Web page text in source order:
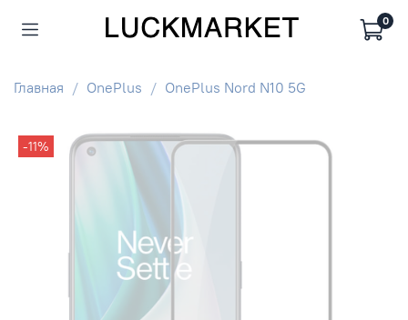
0
Главная OnePlus OnePlus Nord N10 5G
-11%